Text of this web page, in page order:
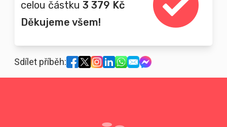
celou částku 3 379 Kč
Děkujeme všem!
Sdílet příběh: